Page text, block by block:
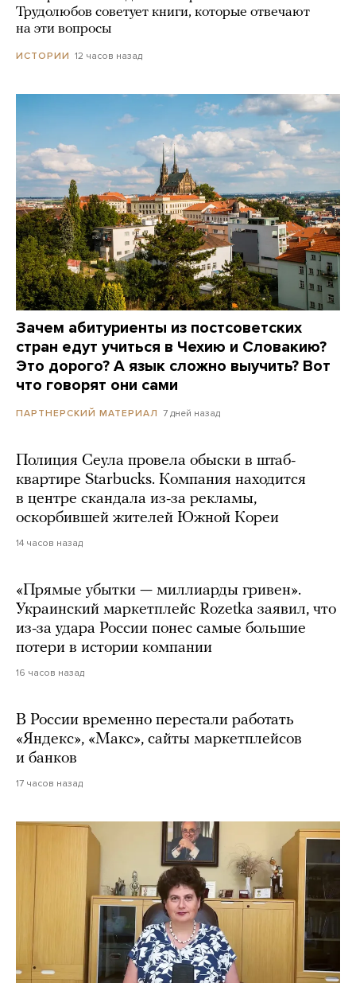
Трудолюбов советует книги, которые отвечают
на эти вопросы
ИСТОРИИ 12 часов назад
Зачем абитуриенты из постсоветских
стран едут учиться в Чехию и Словакию?
Это дорого? А язык сложно выучить? Вот
что говорят они сами
ПАРТНЕРСКИЙ МАТЕРИАЛ 7 дней назад
Полиция Сеула провела обыски в штаб-
квартире Starbucks. Компания находится
в центре скандала из-за рекламы,
оскорбившей жителей Южной Кореи
14 часов назад
«Прямые убытки — миллиарды гривен».
Украинский маркетплейс Rozetka заявил, что
из-за удара России понес самые большие
потери в истории компании
16 часов назад
В России временно перестали работать
«Яндекс», «Макс», сайты маркетплейсов
и банков
17 часов назад